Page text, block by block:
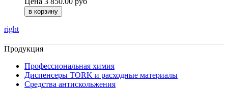
right
Продукция
Профессиональная химия
Диспенсеры TORK и расходные материалы
Cредства антискольжения